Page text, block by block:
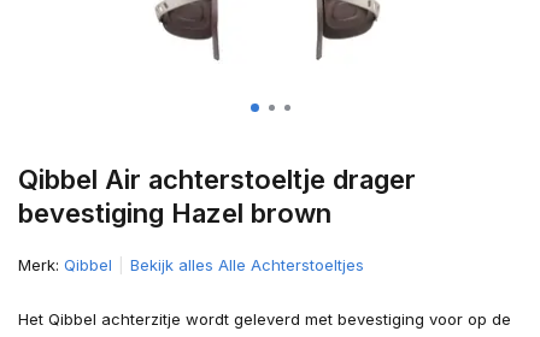
Qibbel Air achterstoeltje drager
bevestiging Hazel brown
Merk: Qibbel Bekijk alles Alle Achterstoeltjes
Het Qibbel achterzitje wordt geleverd met bevestiging voor op de